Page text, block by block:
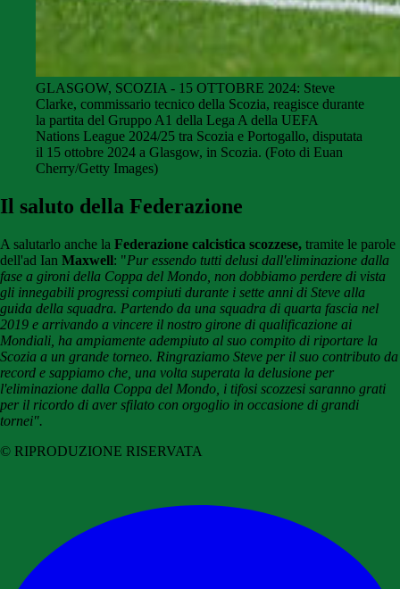
GLASGOW, SCOZIA - 15 OTTOBRE 2024: Steve
Clarke, commissario tecnico della Scozia, reagisce durante
la partita del Gruppo A1 della Lega A della UEFA
Nations League 2024/25 tra Scozia e Portogallo, disputata
il 15 ottobre 2024 a Glasgow, in Scozia. (Foto di Euan
Cherry/Getty Images)
Il saluto della Federazione
A salutarlo anche la Federazione calcistica scozzese, tramite le parole
dell'ad Ian Maxwell: "Pur essendo tutti delusi dall'eliminazione dalla
fase a gironi della Coppa del Mondo, non dobbiamo perdere di vista
gli innegabili progressi compiuti durante i sette anni di Steve alla
guida della squadra. Partendo da una squadra di quarta fascia nel
2019 e arrivando a vincere il nostro girone di qualificazione ai
Mondiali, ha ampiamente adempiuto al suo compito di riportare la
Scozia a un grande torneo. Ringraziamo Steve per il suo contributo da
record e sappiamo che, una volta superata la delusione per
l'eliminazione dalla Coppa del Mondo, i tifosi scozzesi saranno grati
per il ricordo di aver sfilato con orgoglio in occasione di grandi
tornei".
© RIPRODUZIONE RISERVATA